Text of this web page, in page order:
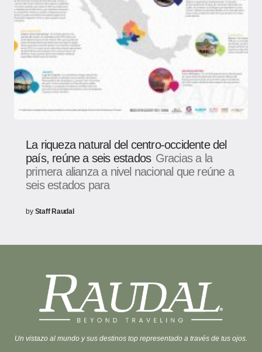
La riqueza natural del centro-occidente del
país, reúne a seis estados Gracias a la
primera alianza a nivel nacional que reúne a
seis estados para
by Staff Raudal
Un vistazo al mundo y sus destinos top representado a través de tus ojos.